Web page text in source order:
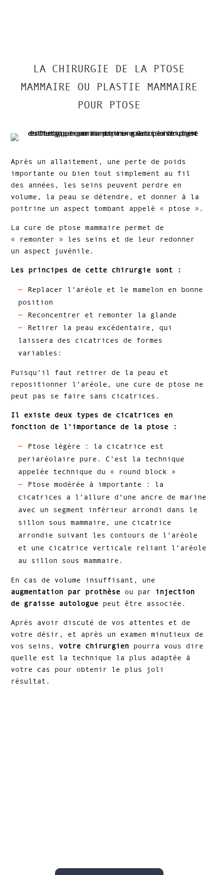
LA CHIRURGIE DE LA PTOSE
MAMMAIRE OU PLASTIE MAMMAIRE
POUR PTOSE
Après un allaitement, une perte de poids
importante ou bien tout simplement au fil
des années, les seins peuvent perdre en
volume, la peau se détendre, et donner à la
poitrine un aspect tombant appelé « ptose ».
La cure de ptose mammaire permet de
« remonter » les seins et de leur redonner
un aspect juvénile.
Les principes de cette chirurgie sont :
Replacer l’aréole et le mamelon en bonne
position
Reconcentrer et remonter la glande
Retirer la peau excédentaire, qui
laissera des cicatrices de formes
variables:
Puisqu’il faut retirer de la peau et
repositionner l’aréole, une cure de ptose ne
peut pas se faire sans cicatrices.
Il existe deux types de cicatrices en
fonction de l’importance de la ptose :
Ptose légère : la cicatrice est
periaréolaire pure. C’est la technique
appelée technique du « round block »
Ptose modérée à importante : la
cicatrices a l’allure d’une ancre de marine
avec un segment inférieur arrondi dans le
sillon sous mammaire, une cicatrice
arrondie suivant les contours de l’aréole
et une cicatrice verticale reliant l’aréole
au sillon sous mammaire.
En cas de volume insuffisant, une
augmentation par prothèse ou par injection
de graisse autologue peut être associée.
Après avoir discuté de vos attentes et de
votre désir, et après un examen minutieux de
vos seins,
votre chirurgien pourra vous dire
quelle est la technique la plus adaptée à
votre cas pour obtenir le plus joli
résultat.